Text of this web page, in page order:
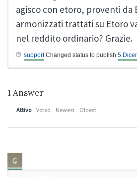
agisco con etoro, proventi da
armonizzati trattati su Etoro
nel reddito ordinario? Grazie.
supportChanged status to publish 5
1 Answer
Attivo Voted Newest Oldest